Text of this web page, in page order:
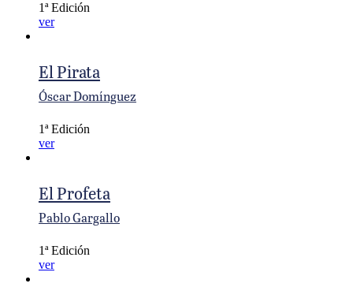
1ª Edición
ver
El Pirata
Óscar Domínguez
1ª Edición
ver
El Profeta
Pablo Gargallo
1ª Edición
ver